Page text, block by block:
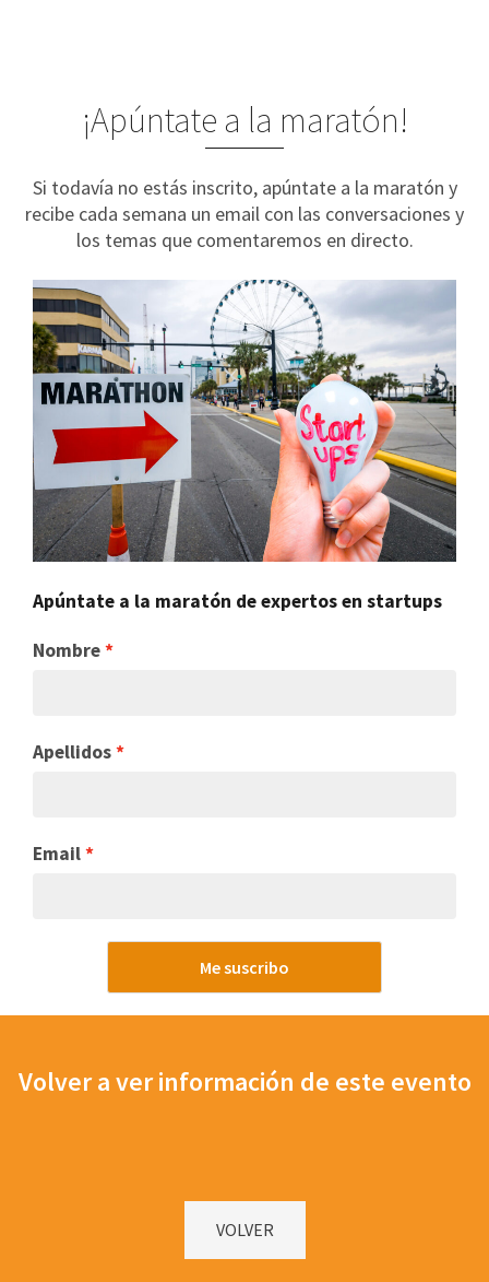
¡Apúntate a la maratón!
Si todavía no estás inscrito, apúntate a la maratón y
recibe cada semana un email con las conversaciones y
los temas que comentaremos en directo.
Apúntate a la maratón de expertos en startups
Nombre
Apellidos
Email
Me suscribo
Volver a ver información de este evento
VOLVER